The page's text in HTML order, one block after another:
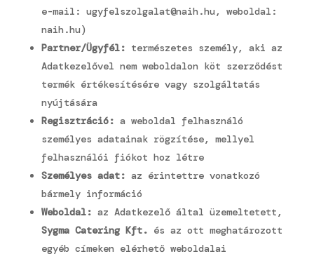
e-mail: ugyfelszolgalat@naih.hu, weboldal:
naih.hu)
Partner/Ügyfél: természetes személy, aki az
Adatkezelővel nem weboldalon köt szerződést
termék értékesítésére vagy szolgáltatás
nyújtására
Regisztráció: a weboldal felhasználó
személyes adatainak rögzítése, mellyel
felhasználói fiókot hoz létre
Személyes adat: az érintettre vonatkozó
bármely információ
Weboldal: az Adatkezelő által üzemeltetett,
Sygma Catering Kft. és az ott meghatározott
egyéb címeken elérhető weboldalai